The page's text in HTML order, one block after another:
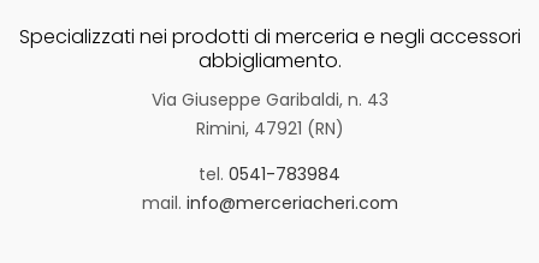
Specializzati nei prodotti di merceria e negli accessori
abbigliamento.
Via Giuseppe Garibaldi, n. 43
Rimini, 47921 (RN)
tel. 0541-783984
mail. info@merceriacheri.com